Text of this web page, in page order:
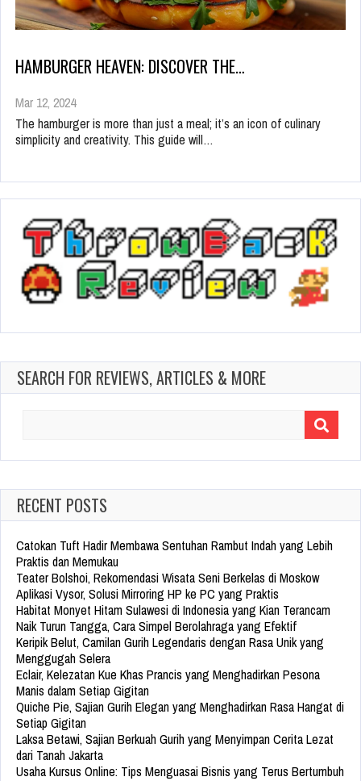
HAMBURGER HEAVEN: DISCOVER THE…
Mar 12, 2024
The hamburger is more than just a meal; it’s an icon of culinary
simplicity and creativity. This guide will…
SEARCH FOR REVIEWS, ARTICLES & MORE
RECENT POSTS
Catokan Tuft Hadir Membawa Sentuhan Rambut Indah yang Lebih
Praktis dan Memukau
Teater Bolshoi, Rekomendasi Wisata Seni Berkelas di Moskow
Aplikasi Vysor, Solusi Mirroring HP ke PC yang Praktis
Habitat Monyet Hitam Sulawesi di Indonesia yang Kian Terancam
Naik Turun Tangga, Cara Simpel Berolahraga yang Efektif
Keripik Belut, Camilan Gurih Legendaris dengan Rasa Unik yang
Menggugah Selera
Eclair, Kelezatan Kue Khas Prancis yang Menghadirkan Pesona
Manis dalam Setiap Gigitan
Quiche Pie, Sajian Gurih Elegan yang Menghadirkan Rasa Hangat di
Setiap Gigitan
Laksa Betawi, Sajian Berkuah Gurih yang Menyimpan Cerita Lezat
dari Tanah Jakarta
Usaha Kursus Online: Tips Menguasai Bisnis yang Terus Bertumbuh